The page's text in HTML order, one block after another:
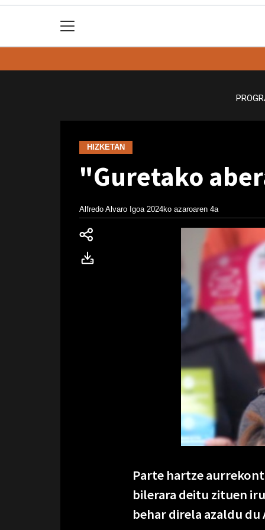
HIZKETAN
"Guretako
Alfredo Alvaro Igoa 2024ko azaroaren 4a
Parte hartze
bilerara deitu zituen
behar direla azaldu